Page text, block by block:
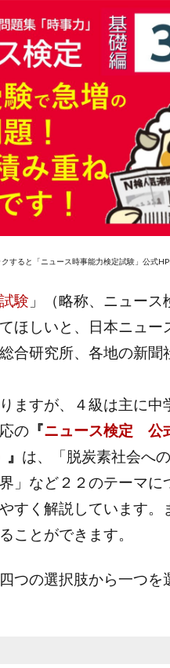
すると「ニュース時事能力検定試験」公式
験 」（略称、ニュー
ほしいと、日本ニュ
合研究所、各地の新聞
ますが、４級は主に中
の 『ニュース検定 公
』 は、「脱炭素社会へ
」など２２のテーマ
すく解説しています
ことができます。
つの選択肢から一つを